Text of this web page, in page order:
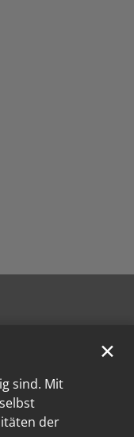
sind. Mit
der
✕